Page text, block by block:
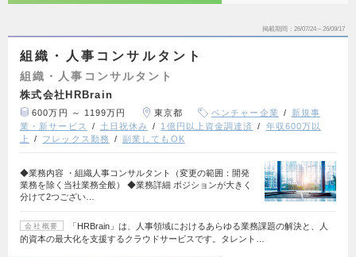
掲載期間 26/07/24～26/09/17
組織・人事コンサルタント
組織・人事コンサルタント
株式会社HRBrain
600万円 ～ 1199万円 東京都 ベンチャー企業
新規事
業・新サービス
土日祝休み 1億円以上資金調達済
年収600万以
上
フレックス勤務 副業してもOK
◆業務内容 ・組織人事コンサルタント（変更の範囲：開発
業務を除く当社業務全般） ◆業務詳細 ポジションが大きく
分けて2つござい…
会社概要
「HRBrain」は、人事領域におけるあらゆる業務課題の解決と、人
的資本の最大化を支援するクラウドサービスです。タレント…